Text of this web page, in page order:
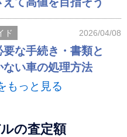
ド 2026/04/08
要な手続き・書類と
ない車の処理方法
もっと見る
の査定額